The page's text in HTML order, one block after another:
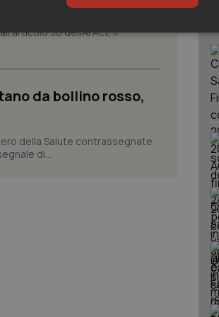
50 dell’AI Act, il
da bollino rosso,
della Salute contrassegnate
di...
Marketing
di base quali la navigazione sulle pagine